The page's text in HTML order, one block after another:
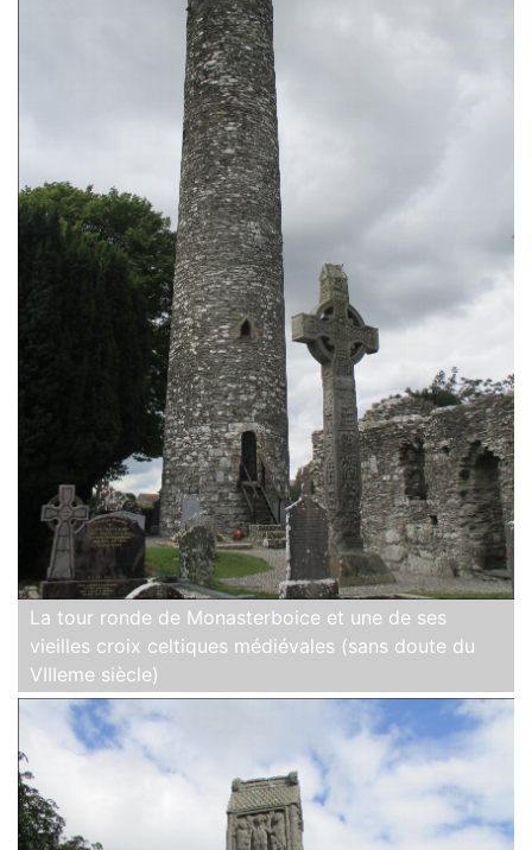
La tour ronde de Monasterboice et une de ses
vieilles croix celtiques médiévales (sans doute du
VIIIeme siècle)